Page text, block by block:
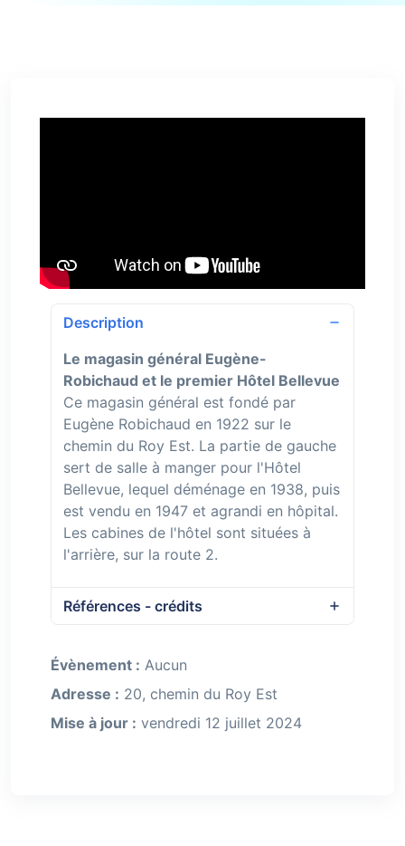
Description
Le magasin général Eugène-
Robichaud et le premier Hôtel Bellevue
Ce magasin général est fondé par
Eugène Robichaud en 1922 sur le
chemin du Roy Est. La partie de gauche
sert de salle à manger pour l'Hôtel
Bellevue, lequel déménage en 1938, puis
est vendu en 1947 et agrandi en hôpital.
Les cabines de l'hôtel sont situées à
l'arrière, sur la route 2.
Références - crédits
Évènement : Aucun
Adresse : 20, chemin du Roy Est
Mise à jour : vendredi 12 juillet 2024